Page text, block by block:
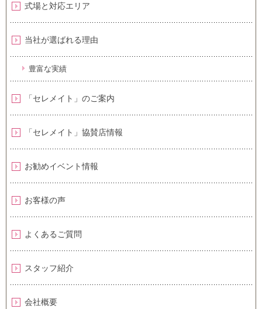
式場と対応エリア
当社が選ばれる理由
豊富な実績
「セレメイト」のご案内
「セレメイト」協賛店情報
お勧めイベント情報
お客様の声
よくあるご質問
スタッフ紹介
会社概要